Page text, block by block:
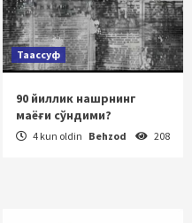
Таассуф
90 йиллик нашрнинг
маёғи сўндими?
4 kun oldin Behzod 208